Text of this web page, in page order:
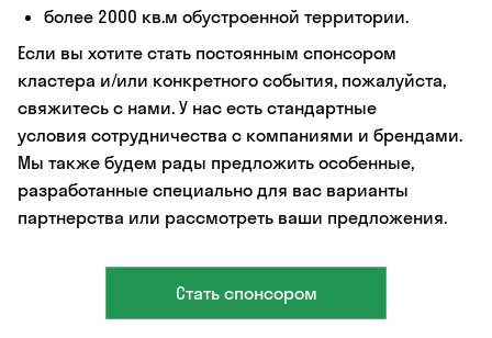
более 2000 кв.м обустроенной территории.
Если вы хотите стать постоянным спонсором
кластера и/или конкретного события, пожалуйста,
свяжитесь с нами. У нас есть стандартные
условия сотрудничества с компаниями и брендами.
Мы также будем рады предложить особенные,
разработанные специально для вас варианты
партнерства или рассмотреть ваши предложения.
Стать спонсором